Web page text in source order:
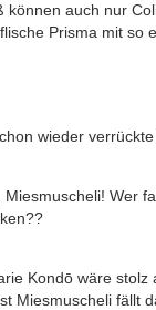
können auch nur
Prisma mit so
wieder verrückte
Miesmuscheli! Wer
Kondō wäre stolz
Miesmuscheli fällt